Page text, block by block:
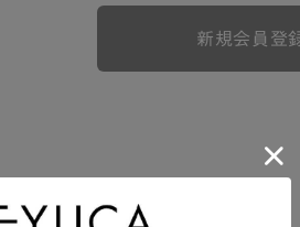
新規会員登